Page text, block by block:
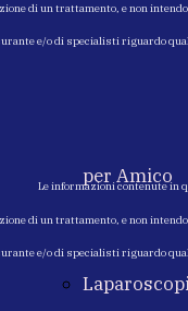
Le informazioni contenute in
di un trattamento, e non
e/o di specialisti riguardo
per Amico
di un trattamento, e non
e/o di specialisti riguardo